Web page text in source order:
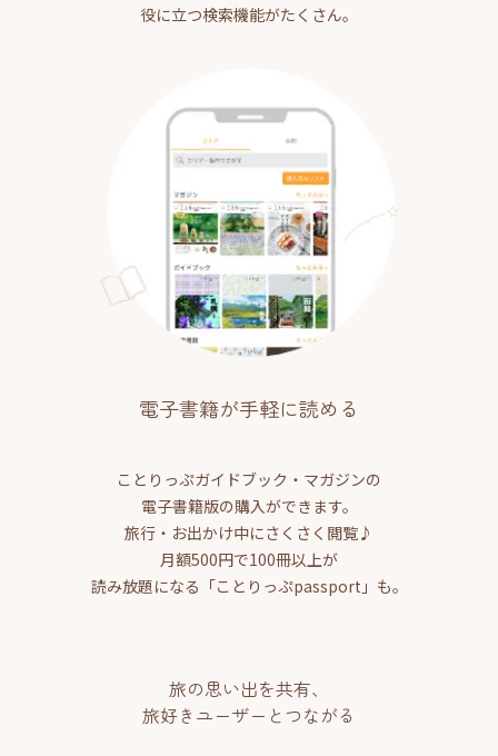
役に立つ検索機能がたくさん。
電子書籍が手軽に読める
ことりっぷガイドブック・マガジンの
電子書籍版の購入ができます。
旅行・お出かけ中にさくさく閲覧♪
月額500円で100冊以上が
読み放題になる「ことりっぷpassport」も。
旅の思い出を共有、
旅好きユーザーとつながる